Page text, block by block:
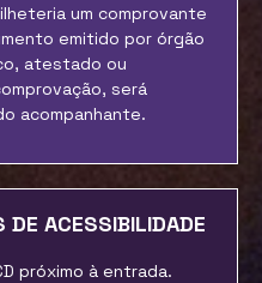
um comprovante
emitido por órgão
atestado ou
será
acompanhante.
DE ACESSIBILIDADE
próximo à entrada.